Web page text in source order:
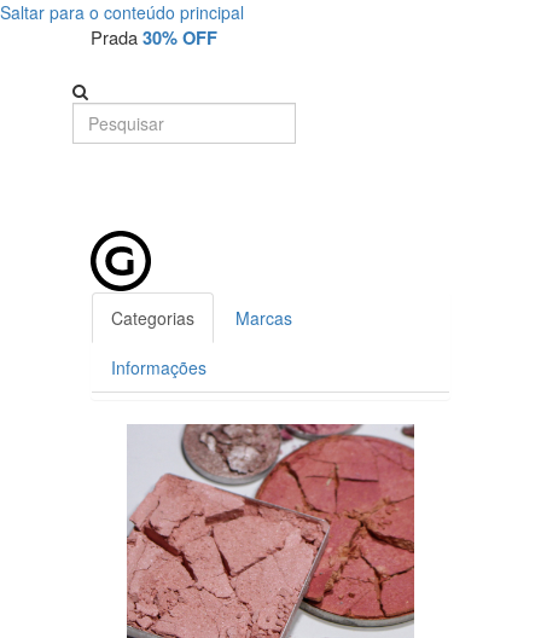
Saltar para o conteúdo principal
Detalhe
Produto
Produto
Prada30% OFF
Categorias Marcas
Informações